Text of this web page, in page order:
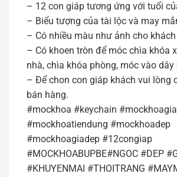
– 12 con giáp tương ứng với tuổi
– Biểu tượng của tài lộc và may
– Có nhiều màu như ảnh cho
– Có khoen tròn để móc chìa khóa
nhà, chìa khóa phòng, móc vào
– Để chon con giáp khách vui lòng
bán hàng.
#mockhoa #keychain
#mockhoatiendung #mockhoadep
#mockhoagiadep #12congiap
#MOCKHOABUPBE#NGOC #DEP
#KHUYENMAI #THOITRANG